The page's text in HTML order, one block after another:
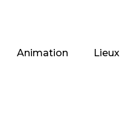
Animation Lieux